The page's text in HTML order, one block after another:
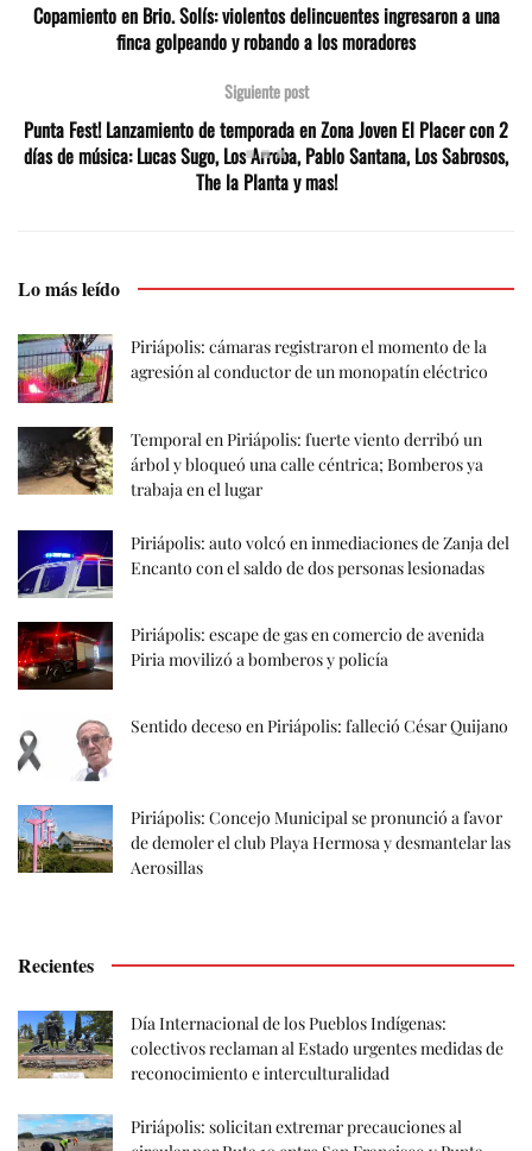
Copamiento en Brio. Solís: violentos delincuentes ingresaron a una
finca golpeando y robando a los moradores
Siguiente post
Punta Fest! Lanzamiento de temporada en Zona Joven El Placer con 2
días de música: Lucas Sugo, Los Arroba, Pablo Santana, Los Sabrosos,
The la Planta y mas!
Lo más leído
Piriápolis: cámaras registraron el momento de la
agresión al conductor de un monopatín eléctrico
Temporal en Piriápolis: fuerte viento derribó un
árbol y bloqueó una calle céntrica; Bomberos ya
trabaja en el lugar
Piriápolis: auto volcó en inmediaciones de Zanja del
Encanto con el saldo de dos personas lesionadas
Piriápolis: escape de gas en comercio de avenida
Piria movilizó a bomberos y policía
Sentido deceso en Piriápolis: falleció César Quijano
Piriápolis: Concejo Municipal se pronunció a favor
de demoler el club Playa Hermosa y desmantelar las
Aerosillas
Recientes
Día Internacional de los Pueblos Indígenas:
colectivos reclaman al Estado urgentes medidas de
reconocimiento e interculturalidad
Piriápolis: solicitan extremar precauciones al